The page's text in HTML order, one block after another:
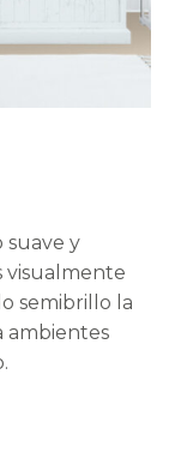
suave y
visualmente
semibrillo la
ambientes